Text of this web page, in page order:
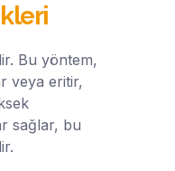
Bu yöntem,
veya eritir,
sağlar, bu